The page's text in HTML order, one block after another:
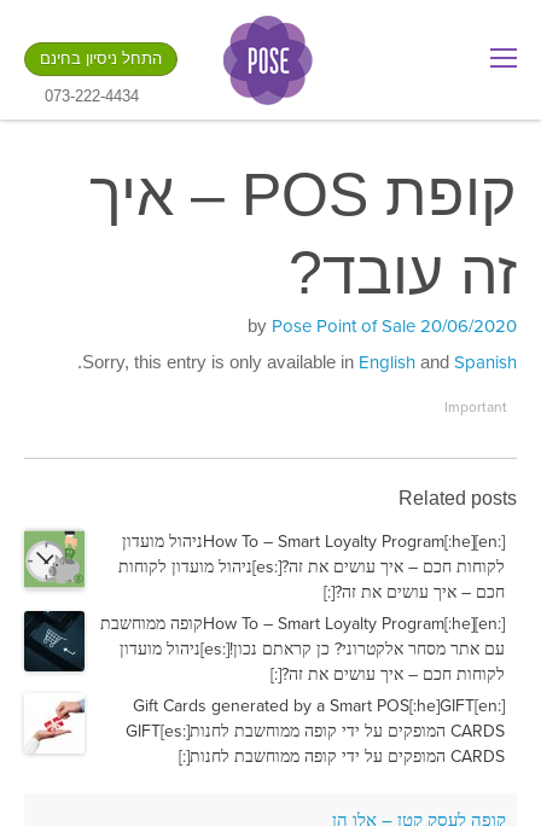
.gotpose.com
התחל ניסיון בחינם
073-222-4434
קופת POS – איך
זה עובד?
Posted
on
20/06/2020
Pose Point of Sale
Sorry, this entry is only available in English and Spanish
.
Important
Related posts
[:en]How To – Smart Loyalty Program[:he]ניהול מועדון
לקוחות חכם – איך עושים את זה?[:es]ניהול מועדון לקוחות
חכם – איך עושים את זה?[:]
[:en]How To – Smart Loyalty Program[:he]קופה ממוחשבת
עם אתר מסחר אלקטרוני? כן קראתם נכון![:es]ניהול מועדון
לקוחות חכם – איך עושים את זה?[:]
[:en]Gift Cards generated by a Smart POS[:he]GIFT
CARDS המופקים על ידי קופה ממוחשבת לחנות[:es]GIFT
CARDS המופקים על ידי קופה ממוחשבת לחנות[:]
קופה לעסק קטן – אלו הן